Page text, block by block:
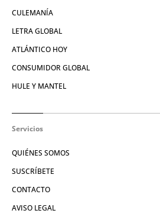
CULEMANÍA
LETRA GLOBAL
ATLÁNTICO HOY
CONSUMIDOR GLOBAL
HULE Y MANTEL
Servicios
QUIÉNES SOMOS
SUSCRÍBETE
CONTACTO
AVISO LEGAL